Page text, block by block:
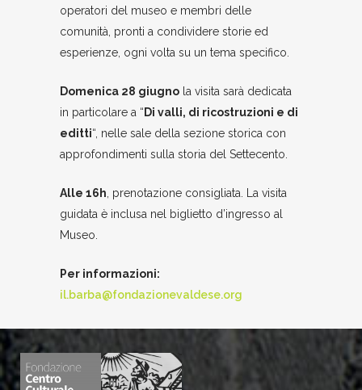
operatori del museo e membri delle
comunità, pronti a condividere storie ed
esperienze, ogni volta su un tema specifico.
Domenica 28 giugno la visita sarà dedicata
in particolare a “ Di valli, di ricostruzioni e di
editti“, nelle sale della sezione storica con
approfondimenti sulla storia del Settecento.
Alle 16h, prenotazione consigliata. La visita
guidata è inclusa nel biglietto d’ingresso al
Museo.
Per informazioni:
il.barba@fondazionevaldese.org